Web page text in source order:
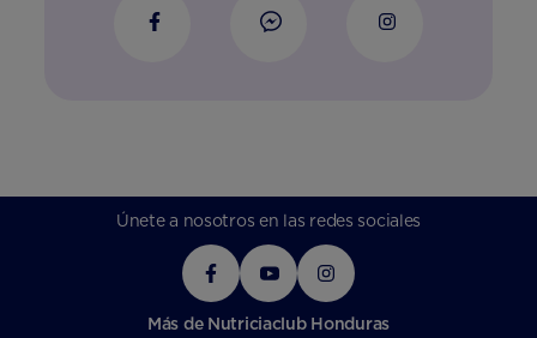
Únete a nosotros en las redes sociales
Más de Nutriciaclub Honduras